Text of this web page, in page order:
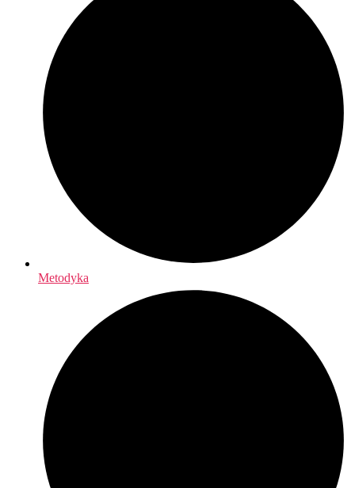
Metodyka